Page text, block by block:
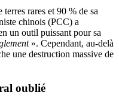
rares et 90 % de sa
chinois (PCC) a
un outil puissant pour sa
». Cependant, au-delà
une destruction massive de
oublié